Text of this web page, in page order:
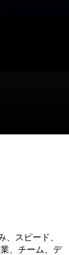
スピード、
、チーム、デ